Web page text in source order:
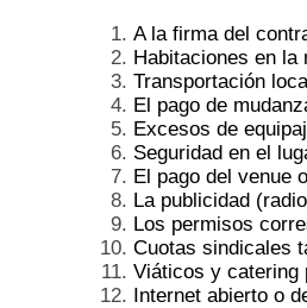
A la firma del
Habitaciones en
Transportación
El pago de
Excesos de
Seguridad en el
El pago del venue
La publicidad
Los permisos
Cuotas sindicales
Viáticos y catering
Internet abierto o